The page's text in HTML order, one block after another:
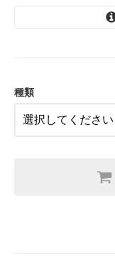
種類